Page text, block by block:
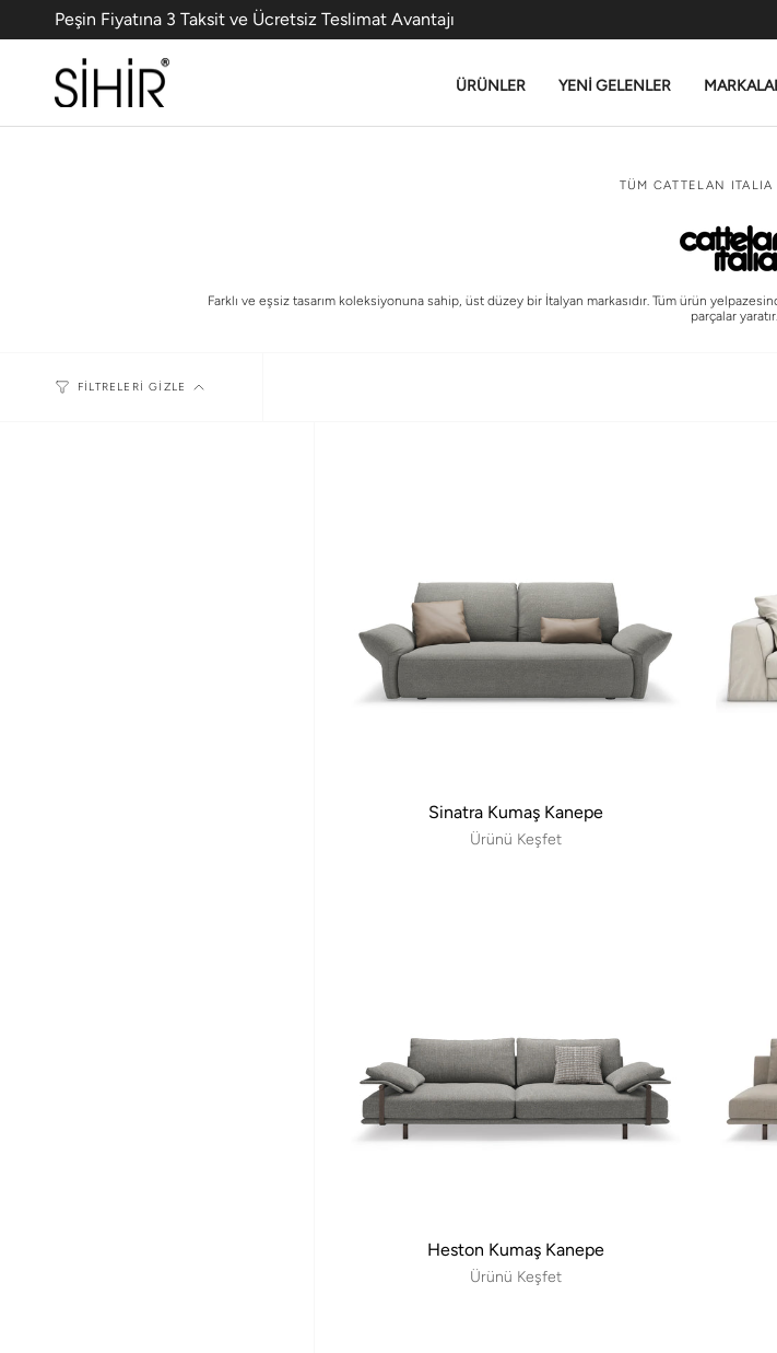
Peşin Fiyatına 3 Taksit ve Ücretsiz Teslimat Avantajı
ÜRÜNLER YENİ GELENLER
TÜM CATTELAN ITALIA
Farklı ve eşsiz tasarım koleksiyonuna sahip, üst düzey bir İtalyan markasıdır. Tüm ürün
parçalar yaratır.
FILTRELERI GIZLE
Sinatra Kumaş Kanepe
Ürünü Keşfet
Heston Kumaş Kanepe
Ürünü Keşfet